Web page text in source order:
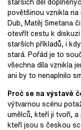
povětšinou vznikla
Dub, Matěj Smetana
otevřít cestu k
starších příkladů, i
stará. Pořád je to
všechna díla vznikla
ani by to nenaplnilo
Proč se na výstavě
výtvarnou scénu
umělců, kteří ji tvoří,
kteří jsou s českou